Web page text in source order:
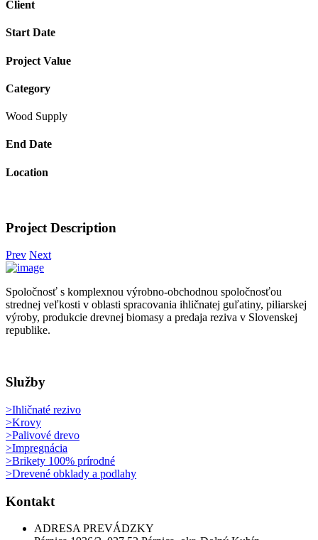
Client
Start Date
Project Value
Category
Wood Supply
End Date
Location
Project Description
Prev Next
Spoločnosť s komplexnou výrobno-obchodnou spoločnosťou
strednej veľkosti v oblasti spracovania ihličnatej guľatiny, piliarskej
výroby, produkcie drevnej biomasy a predaja reziva v Slovenskej
republike.
Služby
>Ihličnaté rezivo
>Krovy
>Palivové drevo
>Impregnácia
>Brikety 100% prírodné
>Drevené obklady a podlahy
Kontakt
ADRESA PREVÁDZKY